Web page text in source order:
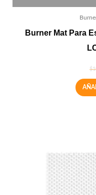
Burner Mat Para
$